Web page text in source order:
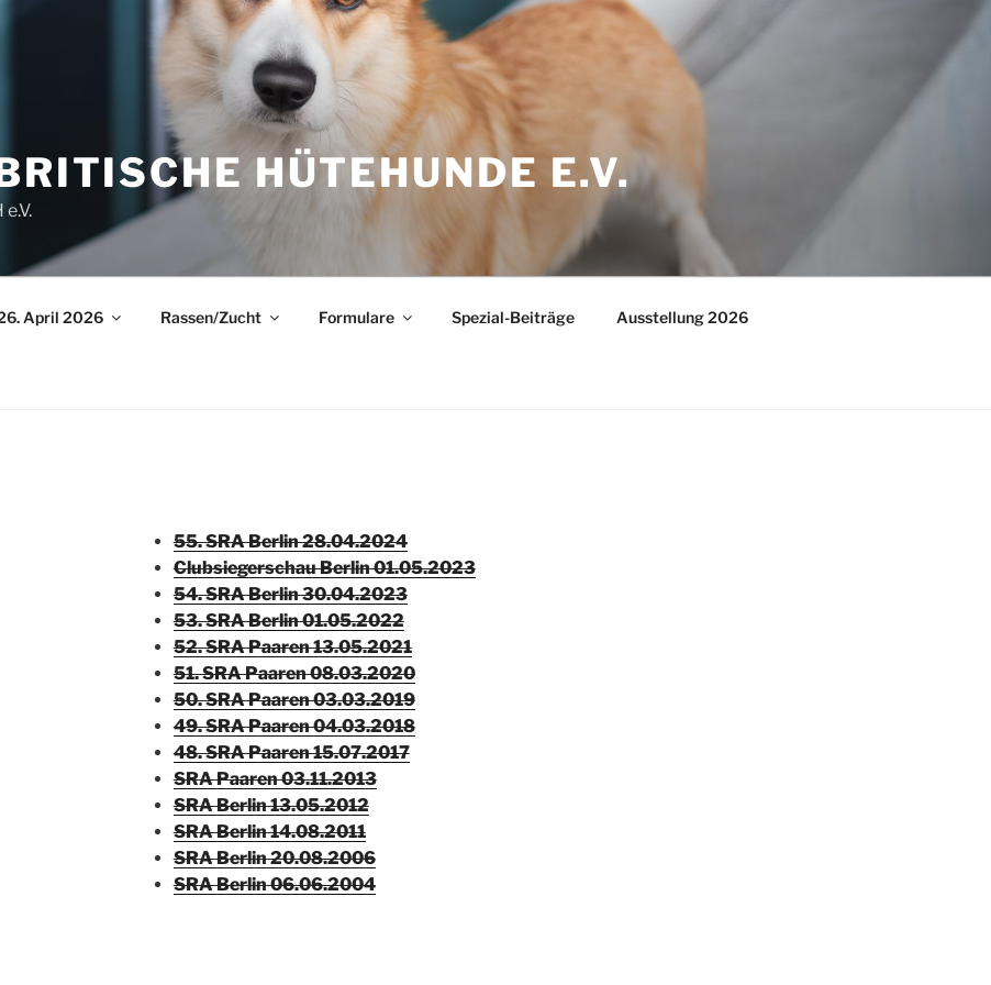
HÜTEHUNDE E.V.
April 2026 Rassen/Zucht Formulare Spezial-Beiträge Ausstellung 2026
55. SRA Berlin 28.04.2024
Clubsiegerschau Berlin 01.05.2023
54. SRA Berlin 30.04.2023
53. SRA Berlin 01.05.2022
52. SRA Paaren 13.05.2021
51. SRA Paaren 08.03.2020
50. SRA Paaren 03.03.2019
49. SRA Paaren 04.03.2018
48. SRA Paaren 15.07.2017
SRA Paaren 03.11.2013
SRA Berlin 13.05.2012
SRA Berlin 14.08.2011
SRA Berlin 20.08.2006
SRA Berlin06.06.2004